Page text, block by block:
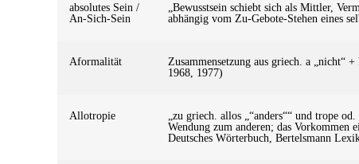
absolutes Sein /
An-Sich-Sein
„Bewusstsein schiebt sich als Mittler,
abhängig vom Zu-Gebote-Stehen eines
Aformalität
Zusammensetzung aus griech. a
1968, 1977)
Allotropie
„zu griech. allos „“anders““ und trope
Wendung zum anderen; das
Deutsches Wörterbuch, Bertelsmann